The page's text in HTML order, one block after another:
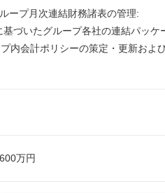
ープ月次連結財務諸表の管理:
基づいたグループ各社の連結パッ
プ内会計ポリシーの策定・更新およ
万円